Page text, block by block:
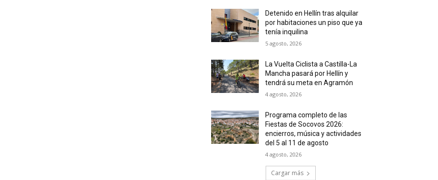
Detenido en Hellín tras alquilar
por habitaciones un piso que ya
tenía inquilina
5 agosto, 2026
La Vuelta Ciclista a Castilla-La
Mancha pasará por Hellín y
tendrá su meta en Agramón
4 agosto, 2026
Programa completo de las
Fiestas de Socovos 2026:
encierros, música y actividades
del 5 al 11 de agosto
4 agosto, 2026
Cargar más